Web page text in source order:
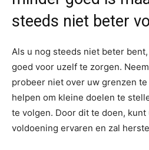
steeds niet beter
Als u nog steeds niet beter
goed voor uzelf te zorgen.
probeer niet over uw grenzen te
helpen om kleine doelen te
te volgen. Door dit te doen, kunt
voldoening ervaren en zal